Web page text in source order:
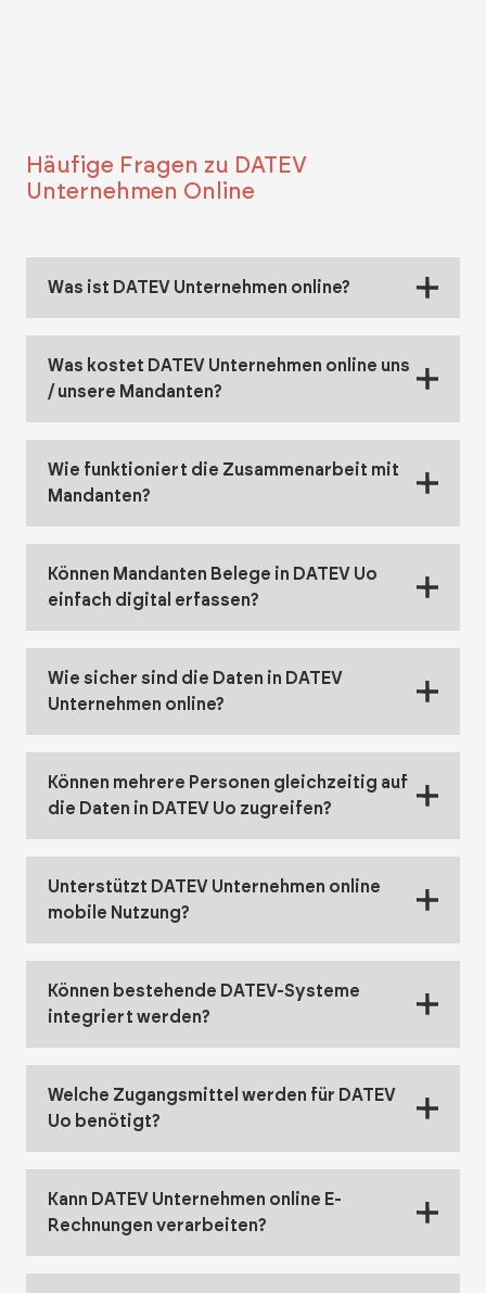
Häufige Fragen zu DATEV
Unternehmen Online
Was ist DATEV Unternehmen online?
Was kostet DATEV Unternehmen online uns
/ unsere Mandanten?
Wie funktioniert die Zusammenarbeit mit
Mandanten?
Können Mandanten Belege in DATEV Uo
einfach digital erfassen?
Wie sicher sind die Daten in DATEV
Unternehmen online?
Können mehrere Personen gleichzeitig auf
die Daten in DATEV Uo zugreifen?
Unterstützt DATEV Unternehmen online
mobile Nutzung?
Können bestehende DATEV-Systeme
integriert werden?
Welche Zugangsmittel werden für DATEV
Uo benötigt?
Kann DATEV Unternehmen online E-
Rechnungen verarbeiten?